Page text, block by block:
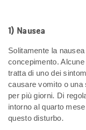
1) Nausea
Solitamente la
concepimento.
tratta di uno dei
causare vomito o
per più giorni. Di
intorno al quarto
questo disturbo.